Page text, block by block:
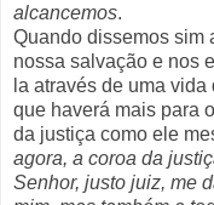
alcancemos.
Quando dissemos sim
nossa salvação e nos
la através de uma
que haverá mais para
da justiça como ele
agora, a coroa da
Senhor, justo juiz, me